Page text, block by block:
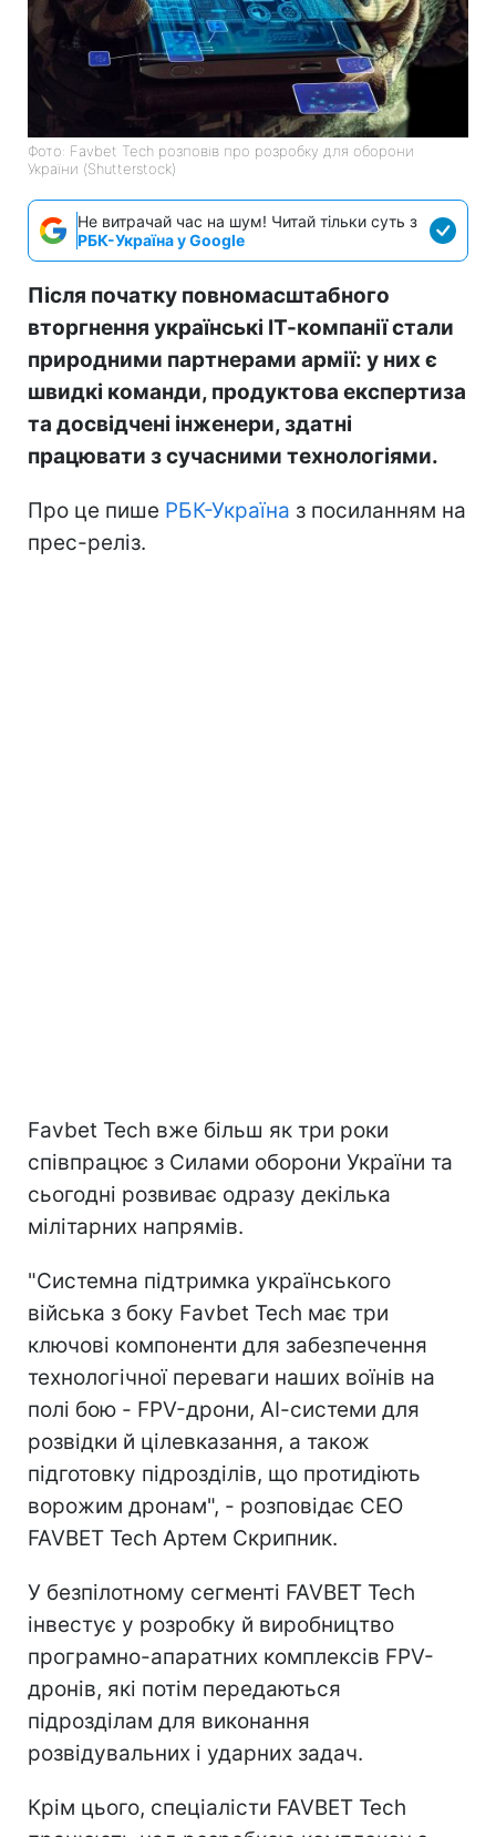
Фото: Favbet Tech розповів про розробку для оборони
України (Shutterstock)
Не витрачай час на шум! Читай тільки суть з
РБК-Україна у Google
Після початку повномасштабного
вторгнення українські ІТ-компанії стали
природними партнерами армії: у них є
швидкі команди, продуктова експертиза
та досвідчені інженери, здатні
працювати з сучасними технологіями.
Про це пише РБК-Україна з посиланням на
прес-реліз.
Favbet Tech вже більш як три роки
співпрацює з Силами оборони України та
сьогодні розвиває одразу декілька
мілітарних напрямів.
"Системна підтримка українського
війська з боку Favbet Tech має три
ключові компоненти для забезпечення
технологічної переваги наших воїнів на
полі бою - FPV-дрони, АІ-системи для
розвідки й цілевказання, а також
підготовку підрозділів, що протидіють
ворожим дронам", - розповідає СЕО
FAVBET Tech Артем Скрипник.
У безпілотному сегменті FAVBET Tech
інвестує у розробку й виробництво
програмно-апаратних комплексів FPV-
дронів, які потім передаються
підрозділам для виконання
розвідувальних і ударних задач.
Крім цього, спеціалісти FAVBET Tech